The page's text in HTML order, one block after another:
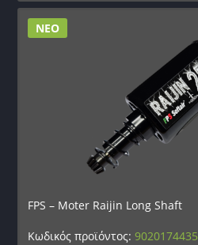
ΝΕΟ
FPS – Moter Raijin Long Shaft
Κωδικός προϊόντος:9020174435